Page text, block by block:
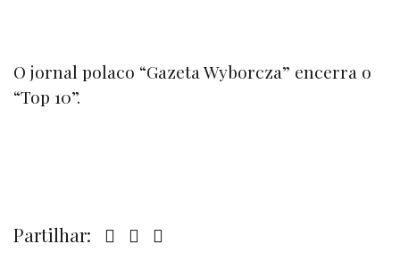
O jornal polaco “Gazeta Wyborcza” encerra o
“Top 10”.
Partilhar: